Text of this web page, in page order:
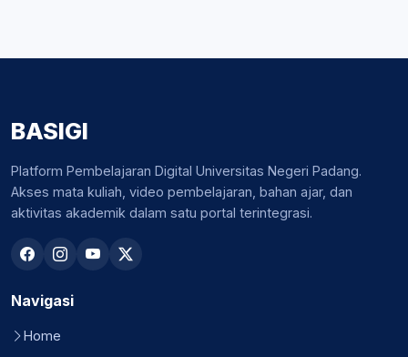
BASIGI
Platform Pembelajaran Digital Universitas Negeri Padang.
Akses mata kuliah, video pembelajaran, bahan ajar, dan
aktivitas akademik dalam satu portal terintegrasi.
Navigasi
Home